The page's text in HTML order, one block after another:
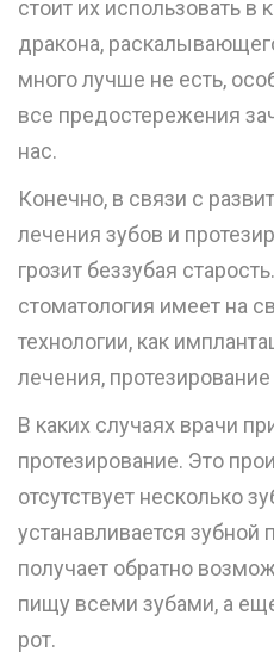
стоит их использовать в
дракона,
много лучше не есть,
все предостережения
нас.
Конечно, в связи с
лечения зубов и
грозит беззубая
стоматология имеет на
технологии, как
лечения,
В каких случаях врачи
протезирование. Это
отсутствует несколько
устанавливается зубной
получает обратно
пищу всеми зубами, а
рот.